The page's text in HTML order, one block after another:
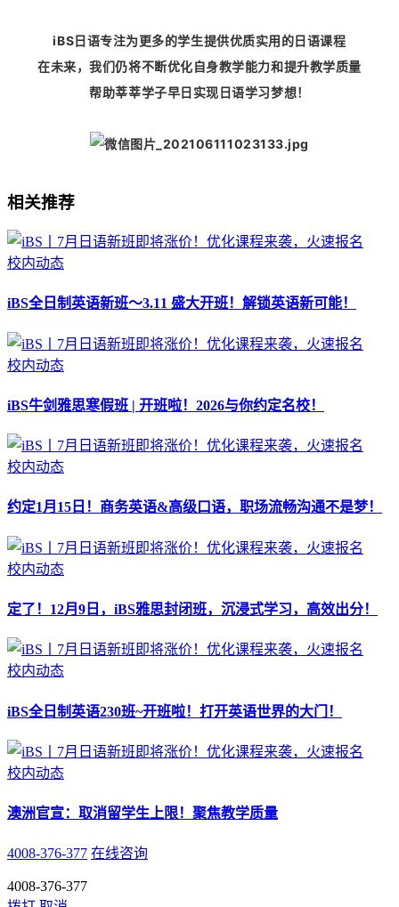
iBS日语专注为更多的学生提供优质实用的日语课程
在未来，我们仍将不断优化自身教学能力和提升教学质量
帮助莘莘学子早日实现日语学习梦想！
相关推荐
校内动态
iBS全日制英语新班～3.11 盛大开班！解锁英语新可能！
校内动态
iBS牛剑雅思寒假班 | 开班啦！2026与你约定名校！
校内动态
约定1月15日！商务英语&高级口语，职场流畅沟通不是梦！
校内动态
定了！12月9日，iBS雅思封闭班，沉浸式学习，高效出分！
校内动态
iBS全日制英语230班~开班啦！打开英语世界的大门！
校内动态
澳洲官宣：取消留学生上限！聚焦教学质量
4008-376-377 在线咨询
4008-376-377